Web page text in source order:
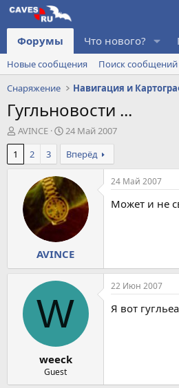
Форумы Что нового?
Новые сообщения
Поиск сообщений
Снаряжение
Навигация и
Гугльновости ...
А
в
о
м
AVINCE
Д
т
а
н
а
ч
а
а
24 Май 2007
1
2 3 Вперёд
AVINCE
24 Май 2007
Может и не
W
weeck
Guest
22 Июн 2007
Я вот